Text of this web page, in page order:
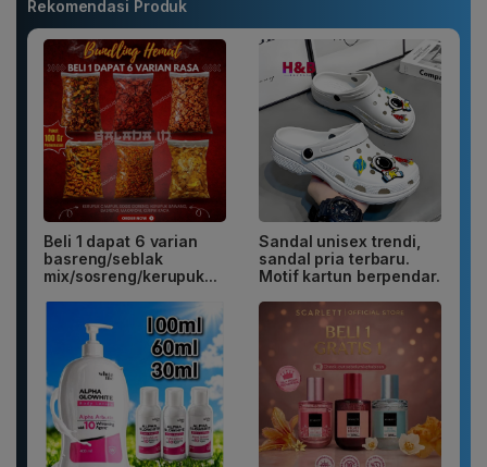
Rekomendasi Produk
Beli 1 dapat 6 varian
basreng/seblak
mix/sosreng/kerupuk...
Sandal unisex trendi,
sandal pria terbaru.
Motif kartun berpendar.